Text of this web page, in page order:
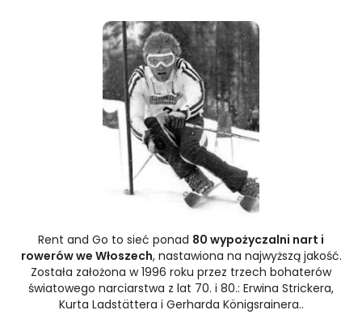
Rent and Go to sieć ponad 80 wypożyczalni nart i
rowerów we Włoszech, nastawiona na najwyższą jakość.
Została założona w 1996 roku przez trzech bohaterów
światowego narciarstwa z lat 70. i 80.: Erwina Strickera,
Kurta Ladstättera i Gerharda Königsrainera..